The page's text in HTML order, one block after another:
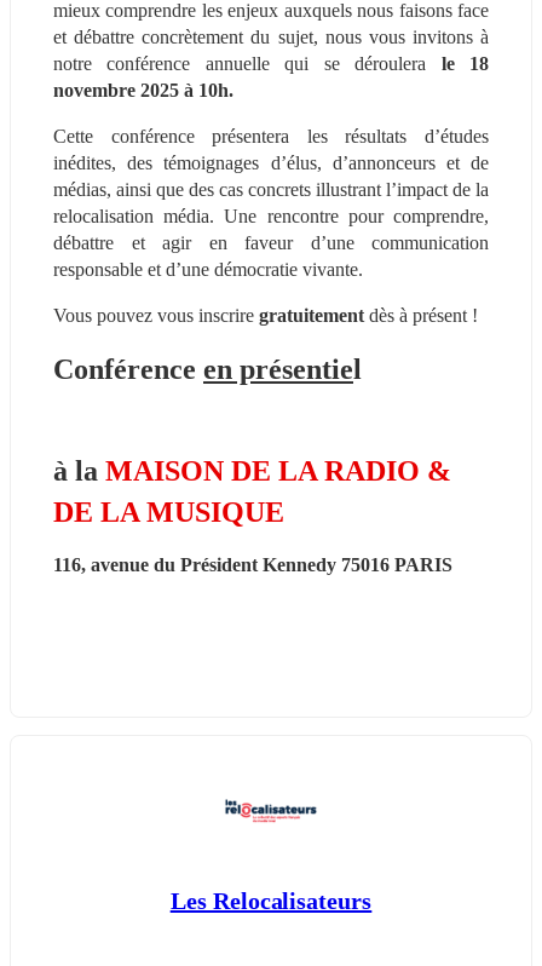
mieux comprendre les enjeux auxquels nous faisons face
et débattre concrètement du sujet, nous vous invitons à
notre conférence annuelle qui se déroulera le 18
novembre 2025 à 10h.
Cette conférence présentera les résultats d’études
inédites, des témoignages d’élus, d’annonceurs et de
médias, ainsi que des cas concrets illustrant l’impact de la
relocalisation média. Une rencontre pour comprendre,
débattre et agir en faveur d’une communication
responsable et d’une démocratie vivante.
Vous pouvez vous inscrire gratuitement dès à présent !
Conférence en présentiel
à la MAISON DE LA RADIO &
DE LA MUSIQUE
116, avenue du Président Kennedy 75016 PARIS
Les Relocalisateurs